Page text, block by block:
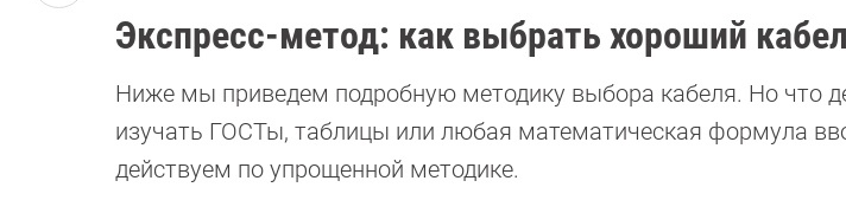
Экспресс-метод: как выбрать хороший
Ниже мы приведем подробную методику выбора кабеля. Но что
изучать ГОСТы, таблицы или любая математическая формула
действуем по упрощенной методике.